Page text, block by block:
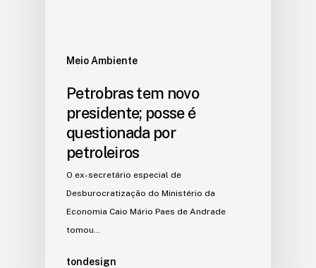
Meio Ambiente
Petrobras tem novo
presidente; posse é
questionada por
petroleiros
O ex-secretário especial de
Desburocratização do Ministério da
Economia Caio Mário Paes de Andrade
tomou…
tondesign